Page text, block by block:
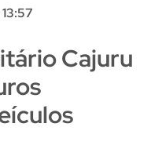
13:57
Cajuru